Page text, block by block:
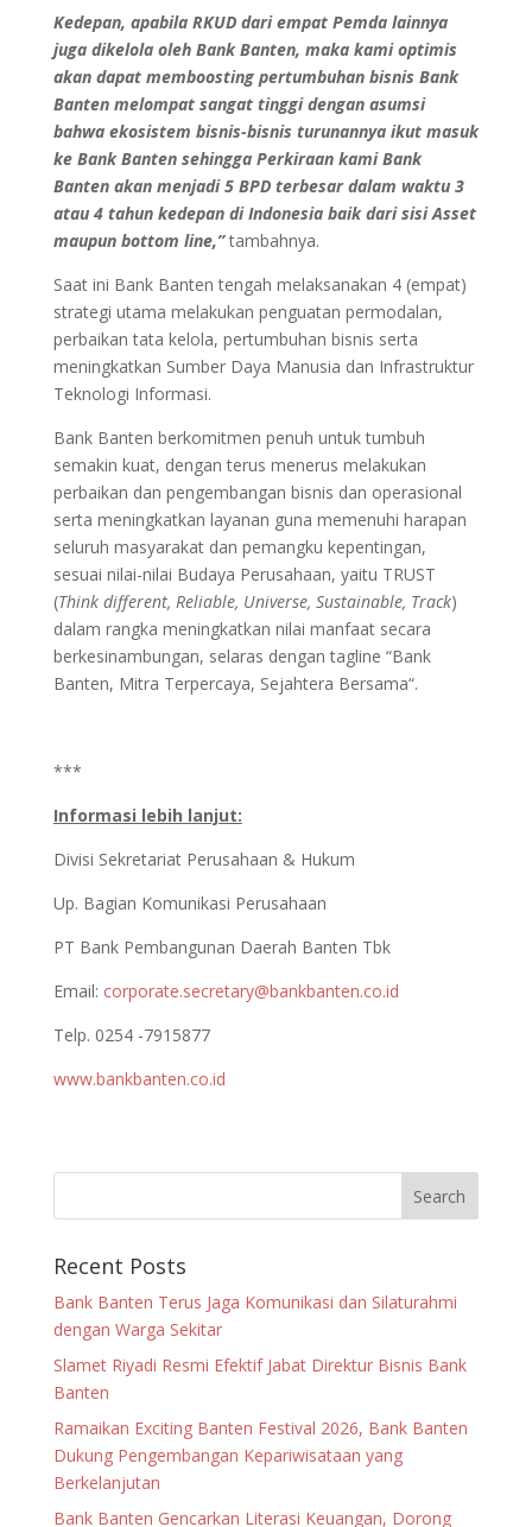
Kedepan, apabila RKUD dari empat Pemda lainnya
juga dikelola oleh Bank Banten, maka kami optimis
akan dapat memboosting pertumbuhan bisnis Bank
Banten melompat sangat tinggi dengan asumsi
bahwa ekosistem bisnis-bisnis turunannya ikut masuk
ke Bank Banten sehingga Perkiraan kami Bank
Banten akan menjadi 5 BPD terbesar dalam waktu 3
atau 4 tahun kedepan di Indonesia baik dari sisi Asset
maupun bottom line,”tambahnya.
Saat ini Bank Banten tengah melaksanakan 4 (empat)
strategi utama melakukan penguatan permodalan,
perbaikan tata kelola, pertumbuhan bisnis serta
meningkatkan Sumber Daya Manusia dan Infrastruktur
Teknologi Informasi.
Bank Banten berkomitmen penuh untuk tumbuh
semakin kuat, dengan terus menerus melakukan
perbaikan dan pengembangan bisnis dan operasional
serta meningkatkan layanan guna memenuhi harapan
seluruh masyarakat dan pemangku kepentingan,
sesuai nilai-nilai Budaya Perusahaan, yaitu TRUST
(Think different, Reliable, Universe, Sustainable, Track)
dalam rangka meningkatkan nilai manfaat secara
berkesinambungan, selaras dengan tagline “Bank
Banten, Mitra Terpercaya, Sejahtera Bersama“.
***
Informasi lebih lanjut:
Divisi Sekretariat Perusahaan & Hukum
Up. Bagian Komunikasi Perusahaan
PT Bank Pembangunan Daerah Banten Tbk
Email: corporate.secretary@bankbanten.co.id
Telp. 0254 -7915877
www.bankbanten.co.id
Recent Posts
Bank Banten Terus Jaga Komunikasi dan Silaturahmi
dengan Warga Sekitar
Slamet Riyadi Resmi Efektif Jabat Direktur Bisnis Bank
Banten
Ramaikan Exciting Banten Festival 2026, Bank Banten
Dukung Pengembangan Kepariwisataan yang
Berkelanjutan
Bank Banten Gencarkan Literasi Keuangan, Dorong